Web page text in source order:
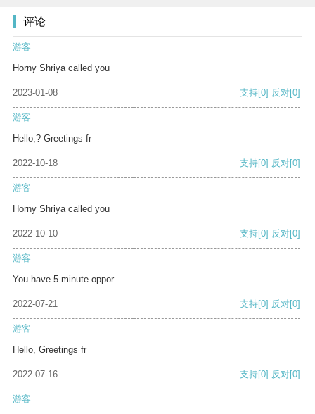
评论
游客
Horny Shriya called you
2023-01-08 支持[0] 反对[0]
游客
Hello,? Greetings fr
2022-10-18 支持[0] 反对[0]
游客
Horny Shriya called you
2022-10-10 支持[0] 反对[0]
游客
You have 5 minute oppor
2022-07-21 支持[0] 反对[0]
游客
Hello, Greetings fr
2022-07-16 支持[0] 反对[0]
游客